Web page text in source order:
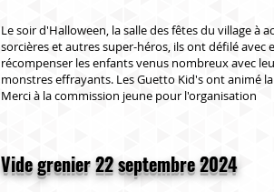
Le soir d'Halloween, la salle des fêtes du village à
sorcières et autres super-héros, ils ont défilé avec
récompenser les enfants venus nombreux avec
monstres effrayants. Les Guetto Kid's ont animé
Merci à la commission jeune pour l'organisation
Vide grenier 22 septembre 2024